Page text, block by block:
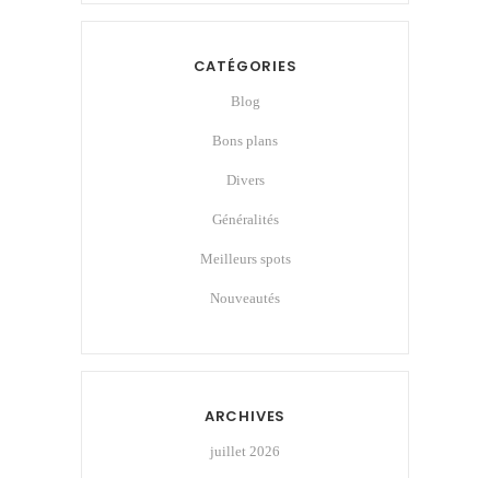
CATÉGORIES
Blog
Bons plans
Divers
Généralités
Meilleurs spots
Nouveautés
ARCHIVES
juillet 2026